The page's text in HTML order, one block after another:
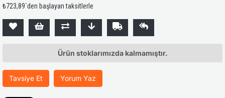
₺723,89`den başlayan taksitlerle
Ürün stoklarımızda kalmamıştır.
Tavsiye Et Yorum Yaz